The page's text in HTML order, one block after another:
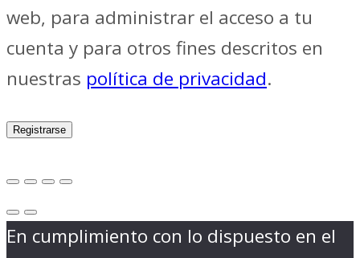
web, para administrar el acceso a tu
cuenta y para otros fines descritos en
nuestras política de privacidad.
Registrarse
En cumplimiento con lo dispuesto en el